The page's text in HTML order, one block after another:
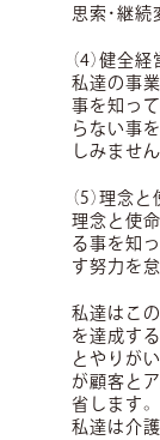
思索・継続
（4）健全経
私達の事
事を知っ
らない事
しみません
（5）理念
理念と使
る事を知
す努力を
私達はこ
を達成する
とやりが
が顧客と
省します。
私達は介